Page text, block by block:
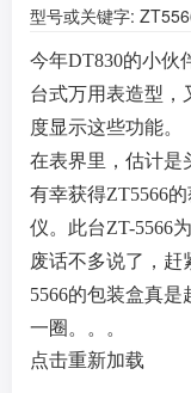
型号或关键字:
今年DT830的小伙
台式万用表造型，
度显示这些功能。
在表界里，估计是
有幸获得ZT5566
仪。 此台ZT-5566
废话不多说了，赶
5566的包装盒真
一圈。。。
点击重新加载